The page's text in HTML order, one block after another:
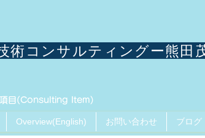
術コンサルティングー熊田
項目(Consulting Item)
Overview(English) お問い合わせ ブログ